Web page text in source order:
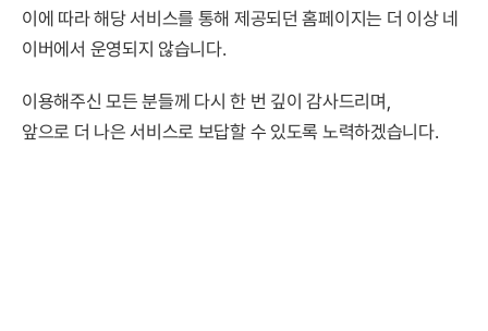
이에 따라 해당 서비스를 통해 제공되던 홈페이지는 더 이상 네
이버에서 운영되지 않습니다.
이용해주신 모든 분들께 다시 한 번 깊이 감사드리며,
앞으로 더 나은 서비스로 보답할 수 있도록 노력하겠습니다.